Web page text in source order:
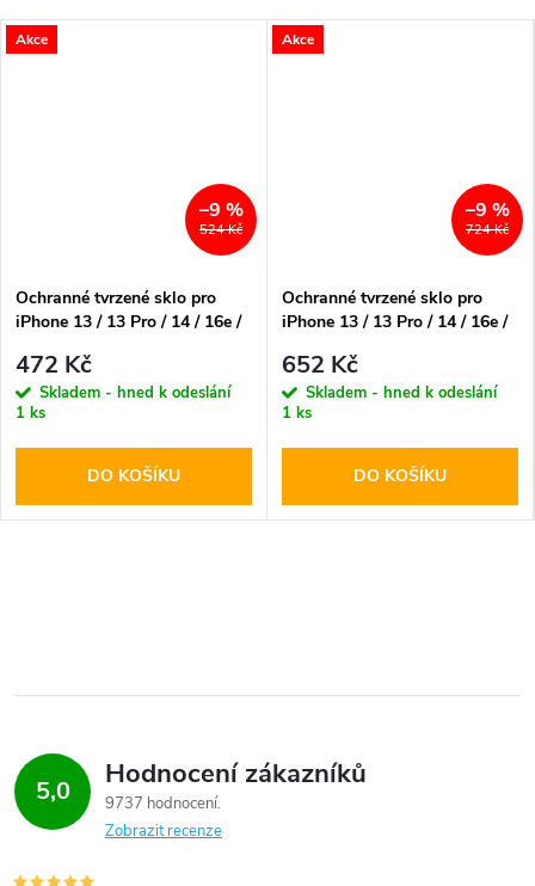
Akce
524 Kč
–9 %
Ochranné tvrzené sklo pro
iPhone 13 / 13 Pro / 14 / 16e /
472 Kč
Skladem - hned k odeslání
1 ks
DO KOŠÍKU
Akce
724 Kč
–9 %
Ochranné tvrzené sklo pro
iPhone 13 / 13 Pro / 14 / 16e /
(2ks s aplikátorem)
652 Kč
Skladem - hned k odeslání
1 ks
DO KOŠÍKU
5,0 Hodnocení zákazníků
9737 hodnocení
Zobrazit recenze